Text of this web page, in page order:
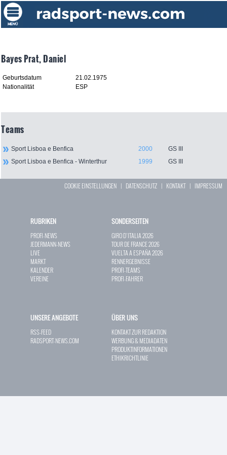
Bayes Prat, Daniel
Geburtsdatum
21.02.1975
Nationalität
ESP
Teams
Sport Lisboa e Benfica 2000
GS III
Sport Lisboa e Benfica - Winterthur
1999 GS III
COOKIE EINSTELLUNGEN | DATENSCHUTZ | KONTAKT| IMPRESSUM
RUBRIKEN
PROFI-NEWS
JEDERMANN-NEWS
LIVE
MARKT
KALENDER
VEREINE
SONDERSEITEN
GIRO D`ITALIA 2026
TOUR DE FRANCE 2026
VUELTA A ESPAÑA 2026
RENNERGEBNISSE
PROFI-TEAMS
PROFI-FAHRER
UNSERE ANGEBOTE
RSS-FEED
RADSPORT-NEWS.COM
ÜBER UNS
KONTAKT ZUR REDAKTION
WERBUNG & MEDIADATEN
PRODUKTINFORMATIONEN
ETHIKRICHTLINIE